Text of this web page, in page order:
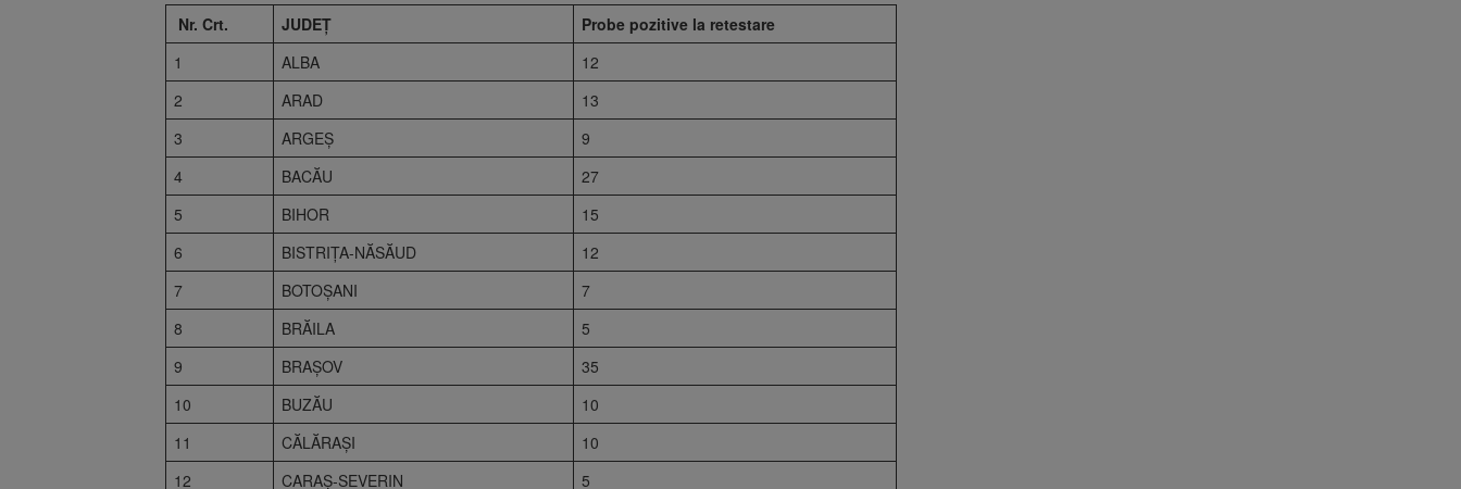
Nr. Crt. JUDEȚ
Probe pozitive la retestare
1
ALBA
12
2
ARAD
13
3
ARGEŞ
9
4
BACĂU
27
5
BIHOR
15
6
BISTRIŢA-NĂSĂUD
12
7
BOTOŞANI
7
8
BRĂILA
5
9
BRAŞOV
35
10
BUZĂU
10
11
CĂLĂRAŞI
10
12
CARAŞ-SEVERIN 5